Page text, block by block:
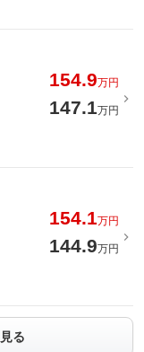
154.9万円
147.1万円
154.1万円
144.9万円
る